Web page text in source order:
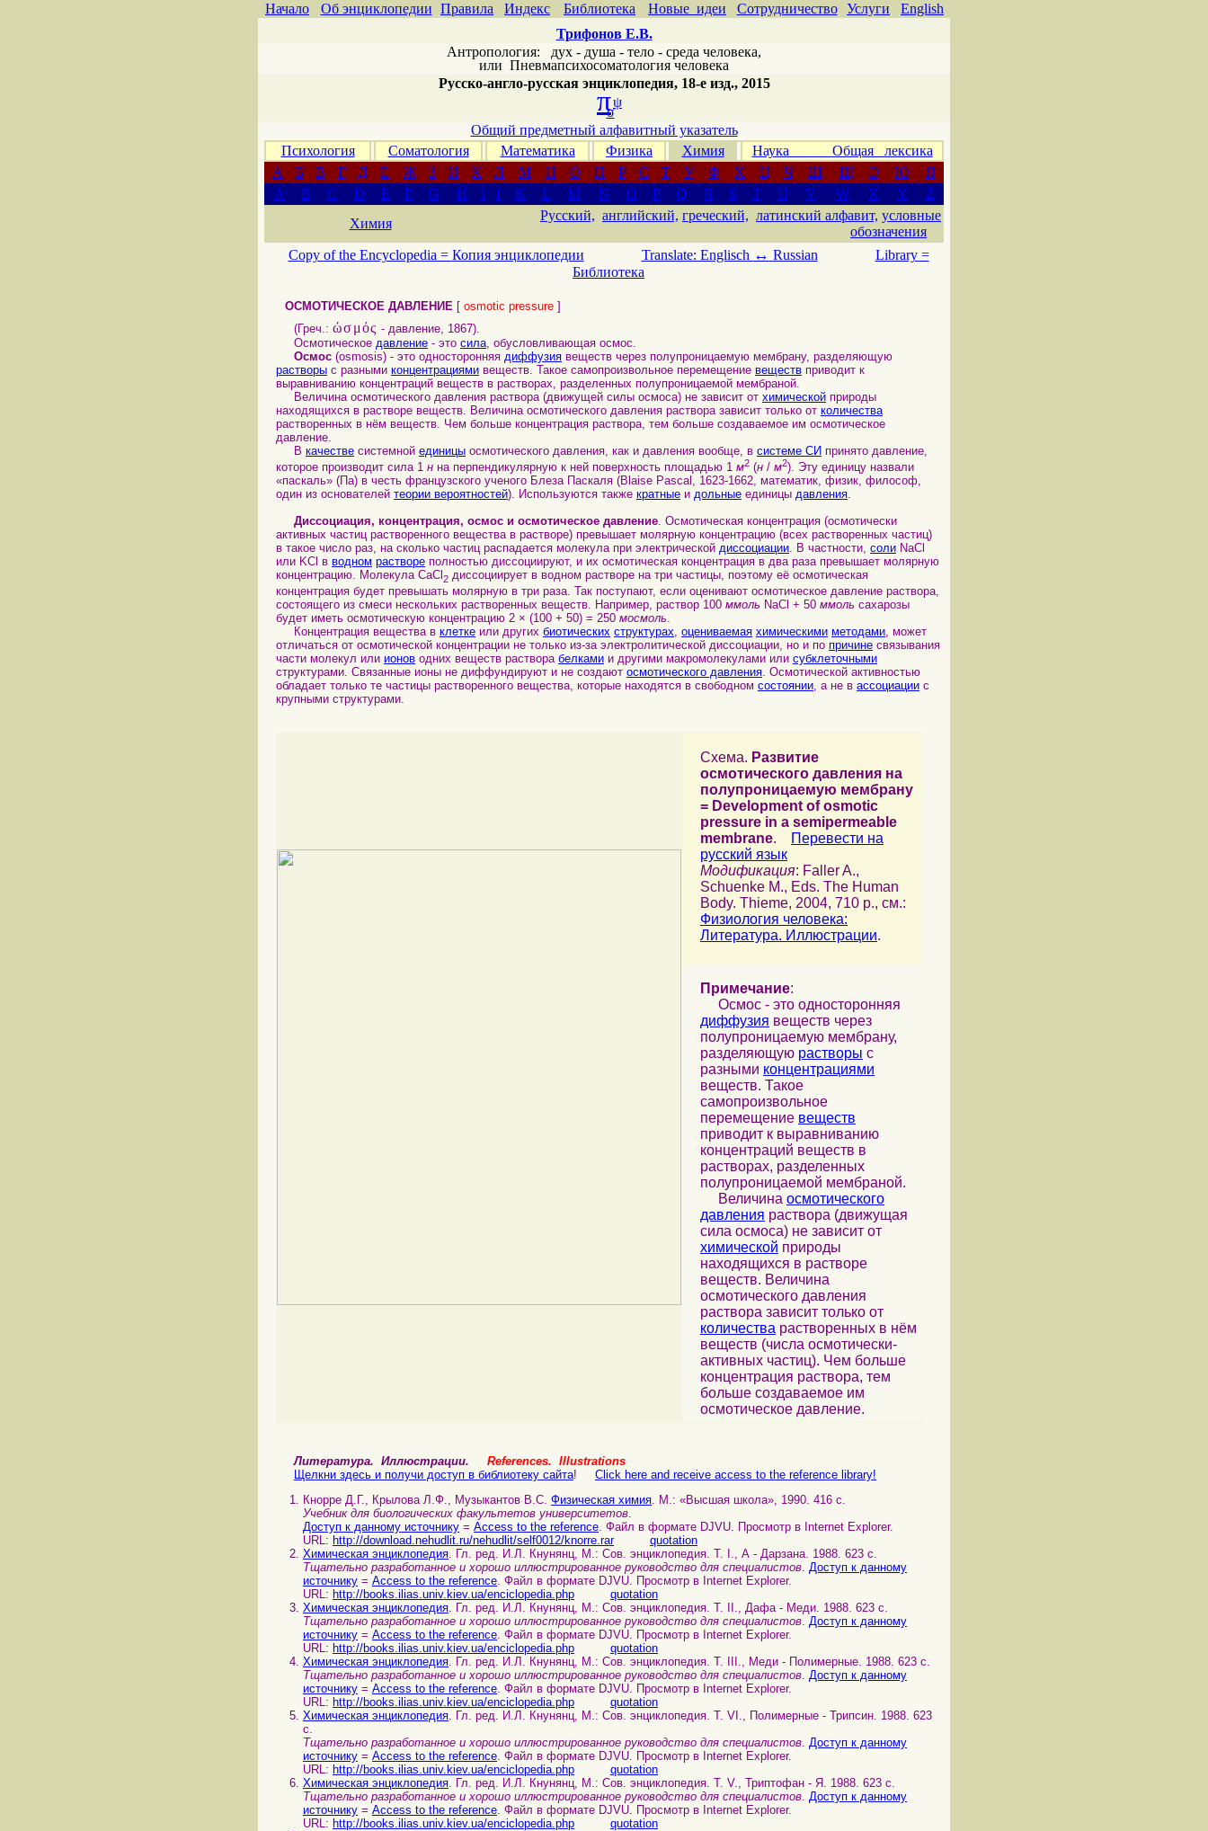
Начало Об энциклопедии Правила Индекс Библиотека Новые идеи Сотрудничество Услуги
English
Трифонов Е.В.
Антропология: дух - душа - тело - среда человека,
или Пневмапсихосоматология человека
Русско-англо-русская энциклопедия, 18-е изд., 2015
πψ
σ
Общий предметный алфавитный указатель
Психология
Соматология Математика Физика Химия
Наука Общая лексика
А
Б В Г Д Е Ж З И К Л М Н О П Р С Т У Ф Х Ц Ч Ш Щ Э Ю
Я
A
B C D E F G H I J K L M N O P Q R S T U V W X Y
Z
Химия
Русский, английский, греческий, латинский алфавит, условные
обозначения
Copy of the Encyclopedia = Копия энциклопедии Translate: Englisch ↔ Russian
Library =
Библиотека
ОСМОТИЧЕСКОЕ ДАВЛЕНИЕ [ osmotic pressure ]
(Греч.: ώσμός - давление, 1867).
Осмотическое давление - это сила, обусловливающая осмос.
Осмос (osmosis) - это односторонняя диффузия веществ через полупроницаемую мембрану, разделяющую
растворы с разными концентрациями веществ. Такое самопроизвольное перемещение веществ приводит к
выравниванию концентраций веществ в растворах, разделенных полупроницаемой мембраной.
Величина осмотического давления раствора (движущей силы осмоса) не зависит от химической природы
находящихся в растворе веществ. Величина осмотического давления раствора зависит только от количества
растворенных в нём веществ. Чем больше концентрация раствора, тем больше создаваемое им осмотическое
давление.
В качестве системной единицы осмотического давления, как и давления вообще, в системе СИ принято давление,
которое производит сила 1 н на перпендикулярную к ней поверхность площадью 1 м2 (н / м2). Эту единицу назвали
«паскаль» (Па) в честь французского ученого Блеза Паскаля (Blaise Pascal, 1623-1662, математик, физик, философ,
один из основателей теории вероятностей). Используются также кратные и дольные единицы давления.
Диссоциация, концентрация, осмос и осмотическое давление. Осмотическая концентрация (осмотически
активных частиц растворенного вещества в растворе) превышает молярную концентрацию (всех растворенных частиц)
в такое число раз, на сколько частиц распадается молекула при электрической диссоциации. В частности, соли NaCl
или KCl в водном растворе полностью диссоциируют, и их осмотическая концентрация в два раза превышает молярную
концентрацию. Молекула CaCl 2 диссоциирует в водном растворе на три частицы, поэтому её осмотическая
концентрация будет превышать молярную в три раза. Так поступают, если оценивают осмотическое давление раствора,
состоящего из смеси нескольких растворенных веществ. Например, раствор 100 ммоль NaCl + 50 ммоль сахарозы
будет иметь осмотическую концентрацию 2 × (100 + 50) = 250 мосмоль
Концентрация вещества в клетке или других биотических структурах оцениваемая химическими методами , может
отличаться от осмотической концентрации не только из-за электролитической диссоциации, но и по причине связывания
части молекул или ионов одних веществ раствора белками и другими макромолекулами или субклеточными
структурами. Связанные ионы не диффундируют и не создают осмотического давления . Осмотической активностью
обладает только те частицы растворенного вещества, которые находятся в свободном состоянии , а не в ассоциации с
крупными структурами.
Схема. Развитие
осмотического давления на
полупроницаемую мембрану
= Development of osmotic
pressure in a semipermeable
membrane.
Перевести на
русский язык
Модификация: Faller A.,
Schuenke M., Eds. The Human
Body. Thieme, 2004, 710 p., см.:
Физиология человека:
Литература. Иллюстрации.
Примечание:
Осмос - это односторонняя
диффузия веществ через
полупроницаемую мембрану,
разделяющую растворы с
разными концентрациями
веществ. Такое
самопроизвольное
перемещение веществ
приводит к выравниванию
концентраций веществ в
растворах, разделенных
полупроницаемой мембраной.
Величина осмотического
давления раствора (движущая
сила осмоса) не зависит от
химической природы
находящихся в растворе
веществ. Величина
осмотического давления
раствора зависит только от
количества растворенных в нём
веществ (числа осмотически-
активных частиц). Чем больше
концентрация раствора, тем
больше создаваемое им
осмотическое давление.
Литература. Иллюстрации. References. Illustrations
Щелкни здесь и получи доступ в библиотеку сайта! Click here and receive access to the reference library!
Кнорре Д.Г., Крылова Л.Ф., Музыкантов В.С. Физическая химия . М.: «Высшая школа», 1990. 416 с.
Учебник для биологических факультетов университетов
Доступ к данному источнику = Access to the reference . Файл в формате DJVU. Просмотр в Internet Explorer.
URL: http://download.nehudlit.ru/nehudlit/self0012/knorre.rar
quotation
Химическая энциклопедия . Гл. ред. И.Л. Кнунянц, М.: Сов. энциклопедия. Т. I., А - Дарзана. 1988. 623 с.
Тщательно разработанное и хорошо иллюстрированное руководство для специалистов Доступ к данному
источнику = Access to the reference . Файл в формате DJVU. Просмотр в Internet Explorer.
URL: http://books.ilias.univ.kiev.ua/enciclopedia.php
quotation
Химическая энциклопедия . Гл. ред. И.Л. Кнунянц, М.: Сов. энциклопедия. Т. II., Дафа - Меди. 1988. 623 с.
Тщательно разработанное и хорошо иллюстрированное руководство для специалистов Доступ к данному
источнику = Access to the reference . Файл в формате DJVU. Просмотр в Internet Explorer.
URL: http://books.ilias.univ.kiev.ua/enciclopedia.php
quotation
Химическая энциклопедия . Гл. ред. И.Л. Кнунянц, М.: Сов. энциклопедия. Т. III., Меди - Полимерные. 1988. 623 с.
Тщательно разработанное и хорошо иллюстрированное руководство для специалистов Доступ к данному
источнику = Access to the reference . Файл в формате DJVU. Просмотр в Internet Explorer.
URL: http://books.ilias.univ.kiev.ua/enciclopedia.php
quotation
Химическая энциклопедия . Гл. ред. И.Л. Кнунянц, М.: Сов. энциклопедия. Т. VI., Полимерные - Трипсин. 1988. 623
с.
Тщательно разработанное и хорошо иллюстрированное руководство для специалистов Доступ к данному
источнику = Access to the reference . Файл в формате DJVU. Просмотр в Internet Explorer.
URL: http://books.ilias.univ.kiev.ua/enciclopedia.php
quotation
Химическая энциклопедия . Гл. ред. И.Л. Кнунянц, М.: Сов. энциклопедия. Т. V., Триптофан - Я. 1988. 623 с.
Тщательно разработанное и хорошо иллюстрированное руководство для специалистов Доступ к данному
источнику = Access to the reference . Файл в формате DJVU. Просмотр в Internet Explorer.
URL: http://books.ilias.univ.kiev.ua/enciclopedia.php
quotation